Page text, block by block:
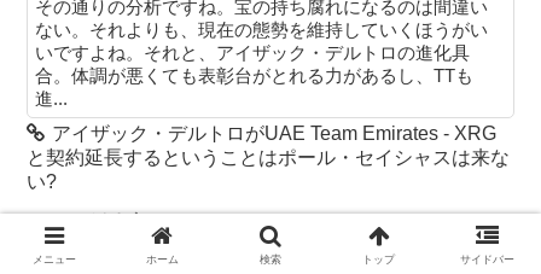
その通りの分析ですね。宝の持ち腐れになるのは間違い
ない。それよりも、現在の態勢を維持していくほうがい
いですよね。それと、アイザック・デルトロの進化具
合。体調が悪くても表彰台がとれる力があるし、TTも
進...
アイザック・デルトロがUAE Team Emirates - XRG
と契約延長するということはポール・セイシャスは来な
い?
ソルト
2026.08.08
メニュー ホーム 検索 トップ サイドバー